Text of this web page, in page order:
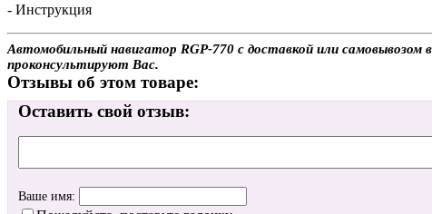
- Инструкция
Автомобильный навигатор RGP-770 с доставкой или
проконсультируют Вас.
Отзывы об этом товаре:
Оставить свой отзыв:
Ваше имя: